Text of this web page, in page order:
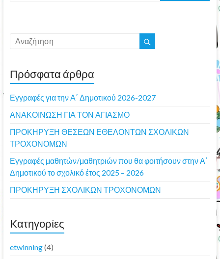
Πρόσφατα άρθρα
Εγγραφές για την Α΄ Δημοτικού 2026-2027
ΑΝΑΚΟΙΝΩΣΗ ΓΙΑ ΤΟΝ ΑΓΙΑΣΜΟ
ΠΡΟΚΗΡΥΞΗ ΘΕΣΕΩΝ ΕΘΕΛΟΝΤΩΝ ΣΧΟΛΙΚΩΝ
ΤΡΟΧΟΝΟΜΩΝ
Εγγραφές μαθητών/μαθητριών που θα φοιτήσουν στην Α΄
Δημοτικού το σχολικό έτος 2025 – 2026
ΠΡΟΚΗΡΥΞΗ ΣΧΟΛΙΚΩΝ ΤΡΟΧΟΝΟΜΩΝ
Kατηγορίες
etwinning(4)